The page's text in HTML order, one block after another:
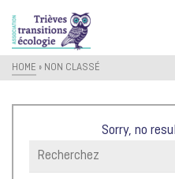
HOME » NON CLASSÉ
Sorry, no
Search
for: